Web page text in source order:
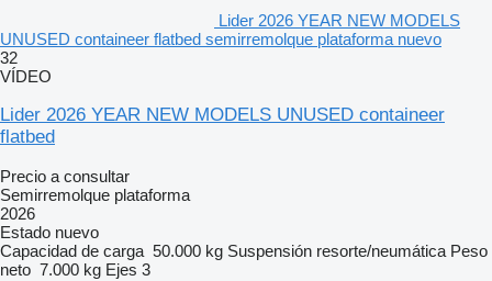
Lider 2026 YEAR NEW MODELS
UNUSED containeer flatbed semirremolque plataforma nuevo
32
VÍDEO
Lider 2026 YEAR NEW MODELS UNUSED containeer
flatbed
Precio a consultar
Semirremolque plataforma
2026
Estado nuevo
Capacidad de carga 50.000 kg Suspensión resorte/neumática Peso
neto 7.000 kg Ejes 3